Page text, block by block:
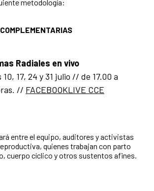
metodología:
Radiales en vivo
10, 17, 24 y 31 julio // de 17.00 a
// FACEBOOKLIVE CCE
entre el equipo, auditores y activistas
quienes trabajan con parto
cuerpo cíclico y otros sustentos afines.